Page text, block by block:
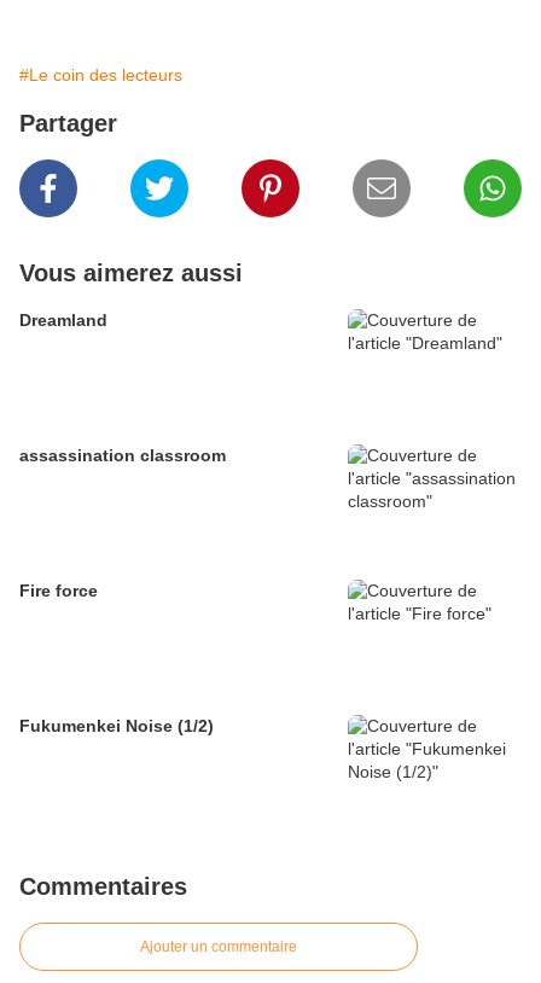
#Le coin des lecteurs
Partager
Vous aimerez aussi
Dreamland
assassination classroom
Fire force
Fukumenkei Noise (1/2)
Commentaires
Ajouter un commentaire